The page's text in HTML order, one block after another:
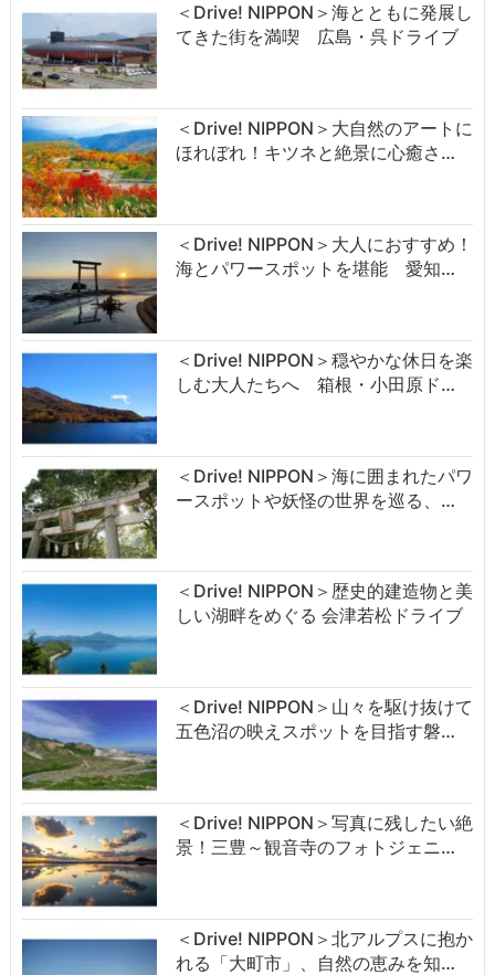
＜Drive! NIPPON＞海とともに発展し
てきた街を満喫 広島・呉ドライブ
＜Drive! NIPPON＞大自然のアートに
ほれぼれ！キツネと絶景に心癒さ…
＜Drive! NIPPON＞大人におすすめ！
海とパワースポットを堪能 愛知…
＜Drive! NIPPON＞穏やかな休日を楽
しむ大人たちへ 箱根・小田原ド…
＜Drive! NIPPON＞海に囲まれたパワ
ースポットや妖怪の世界を巡る、…
＜Drive! NIPPON＞歴史的建造物と美
しい湖畔をめぐる 会津若松ドライブ
＜Drive! NIPPON＞山々を駆け抜けて
五色沼の映えスポットを目指す磐…
＜Drive! NIPPON＞写真に残したい絶
景！三豊～観音寺のフォトジェニ…
＜Drive! NIPPON＞北アルプスに抱か
れる「大町市」、自然の恵みを知…